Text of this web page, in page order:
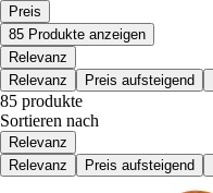
Preis
85 Produkte anzeigen
Relevanz
Relevanz
Preis aufsteigend
85 produkte
Sortieren nach
Relevanz
Relevanz
Preis aufsteigend